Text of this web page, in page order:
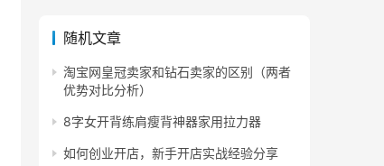
随机文章
淘宝网皇冠卖家和钻石卖家的区别（两者
优势对比分析）
8字女开背练肩瘦背神器家用拉力器
如何创业开店，新手开店实战经验分享